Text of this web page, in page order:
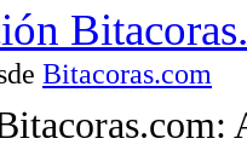
Bitacoras.com